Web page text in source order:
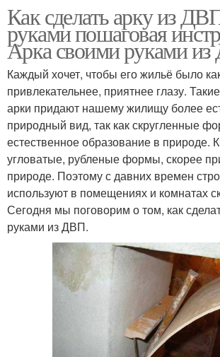
Как сделать арку из
руками пошаговая
Арка своими руками
Каждый хочет, чтобы его жильё было
привлекательнее, приятнее глазу.
арки придают нашему жилищу более
природный вид, так как скругленные
естественное образование в природе.
угловатые, рубленые формы, скорее
природе. Поэтому с давних времен
используют в помещениях и комнатах
Сегодня мы поговорим о том, как
руками из ДВП.